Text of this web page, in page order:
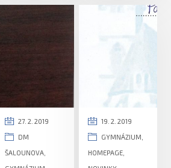
27. 2. 2019
DM
ŠALOUNOVA
19. 2. 2019
GYMNÁZIUM
HOMEPAGE